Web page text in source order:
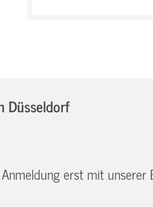
Düsseldorf
erst mit unserer